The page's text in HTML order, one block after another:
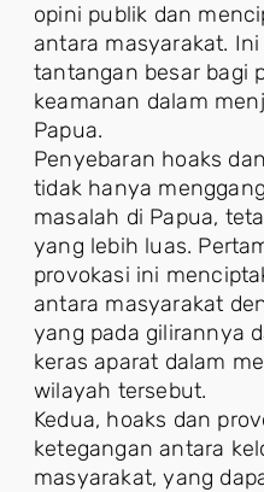
opini publik dan
antara masyarakat.
tantangan besar bagi
keamanan dalam
Papua.
Penyebaran hoaks
tidak hanya
masalah di Papua,
yang lebih luas.
provokasi ini
antara masyarakat
yang pada gilirannya
keras aparat dalam
wilayah tersebut.
Kedua, hoaks dan
ketegangan antara
masyarakat, yang